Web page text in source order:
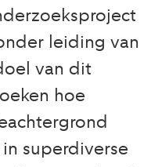
leiding van
van dit
hoe
superdiverse